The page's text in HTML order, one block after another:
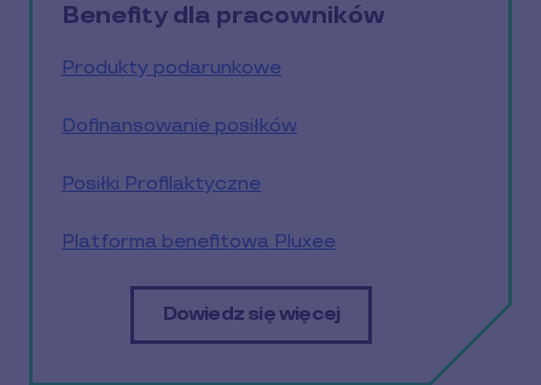
Benefity dla pracowników
Produkty podarunkowe
Dofinansowanie posiłków
Posiłki Profilaktyczne
Platforma benefitowa Pluxee
Dowiedz się więcej